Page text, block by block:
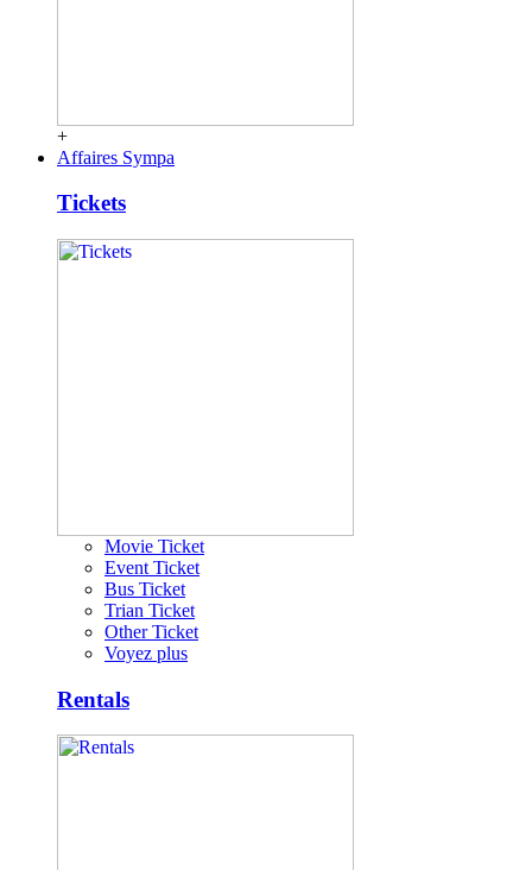
+
Affaires Sympa
Tickets
Movie Ticket
Event Ticket
Bus Ticket
Trian Ticket
Other Ticket
Voyez plus
Rentals